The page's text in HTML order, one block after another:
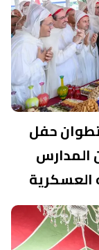
حفل
المدارس
العسكرية